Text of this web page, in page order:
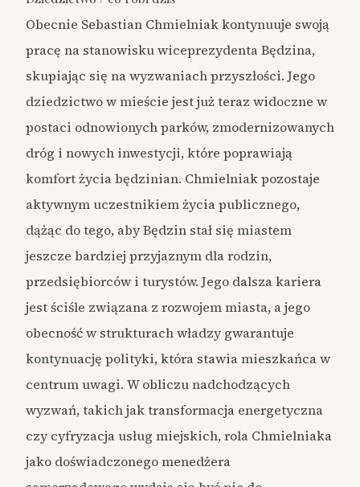
Obecnie Sebastian Chmielniak kontynuuje swoją
pracę na stanowisku wiceprezydenta Będzina,
skupiając się na wyzwaniach przyszłości. Jego
dziedzictwo w mieście jest już teraz widoczne w
postaci odnowionych parków, zmodernizowanych
dróg i nowych inwestycji, które poprawiają
komfort życia będzinian. Chmielniak pozostaje
aktywnym uczestnikiem życia publicznego,
dążąc do tego, aby Będzin stał się miastem
jeszcze bardziej przyjaznym dla rodzin,
przedsiębiorców i turystów. Jego dalsza kariera
jest ściśle związana z rozwojem miasta, a jego
obecność w strukturach władzy gwarantuje
kontynuację polityki, która stawia mieszkańca w
centrum uwagi. W obliczu nadchodzących
wyzwań, takich jak transformacja energetyczna
czy cyfryzacja usług miejskich, rola Chmielniaka
jako doświadczonego menedżera